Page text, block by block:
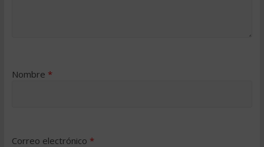
Nombre *
Correo electrónico *